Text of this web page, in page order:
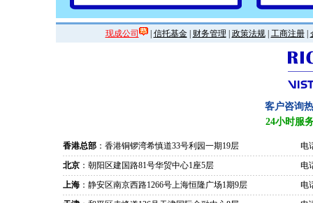
现成公司 | 信托基金| 财务管理 政策法规| 工商注册|
客户咨询
24小时服
香港总部 ：香港铜锣湾希慎道33号利园一期19层
电
北京 ：朝阳区建国路81号华贸中心1座5层
电
上海 ：静安区南京西路1266号上海恒隆广场1期9层
电